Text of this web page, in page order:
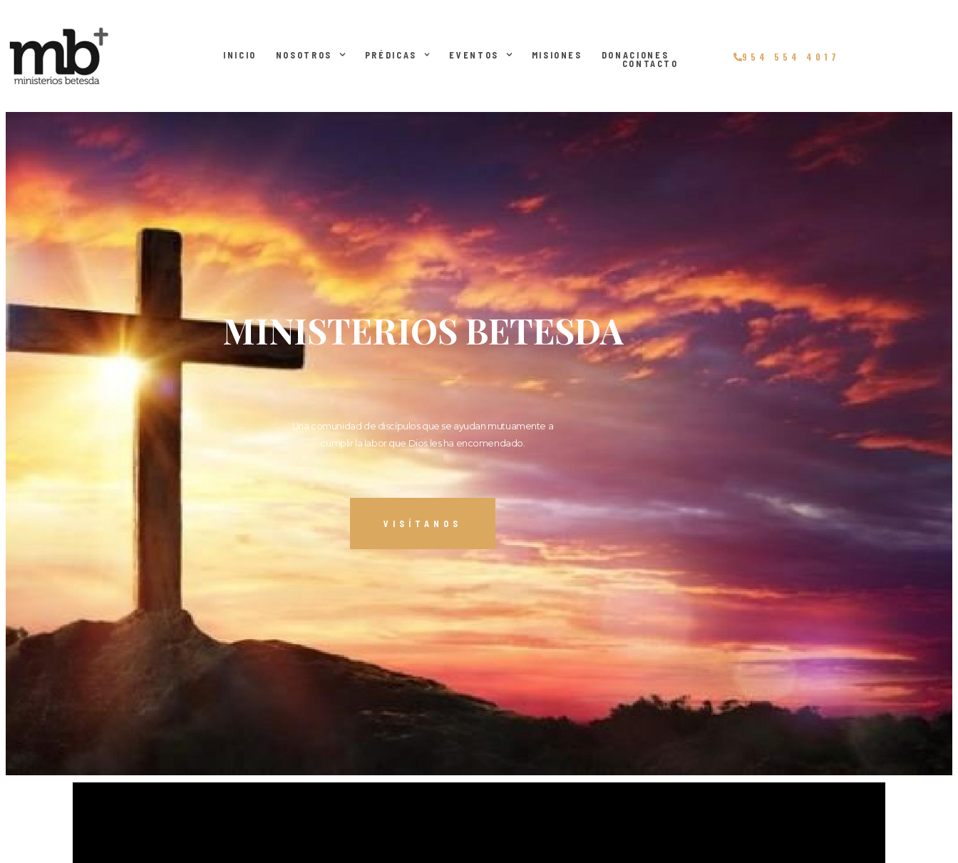
INICIO NOSOTROS PRÉDICAS EVENTOS MISIONES
DONACIONES
CONTACTO
954 554 4017
MINISTERIOS BETESDA
Una comunidad de discípulos que se ayudan mutuamente a
cumplir la labor que Dios les ha encomendado.
VISÍTANOS